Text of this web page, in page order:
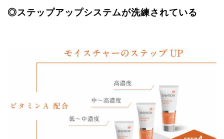
◎ステップアップシステムが洗練されている